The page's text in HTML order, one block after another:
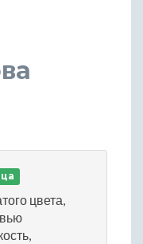
цвета,